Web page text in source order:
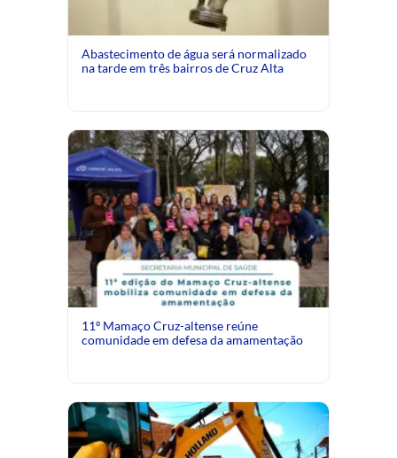
Abastecimento de água será normalizado
na tarde em três bairros de Cruz Alta
11º Mamaço Cruz-altense reúne
comunidade em defesa da amamentação